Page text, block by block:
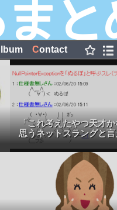
lbum Contact
「これ考えたやつ天才
思うネットスラングと